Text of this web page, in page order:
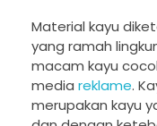
Material kayu
yang ramah
macam kayu
media reklame.
merupakan kayu